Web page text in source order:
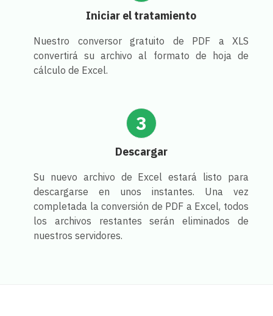
Iniciar el tratamiento
Nuestro conversor gratuito de PDF a XLS
convertirá su archivo al formato de hoja de
cálculo de Excel.
3
Descargar
Su nuevo archivo de Excel estará listo para
descargarse en unos instantes. Una vez
completada la conversión de PDF a Excel, todos
los archivos restantes serán eliminados de
nuestros servidores.